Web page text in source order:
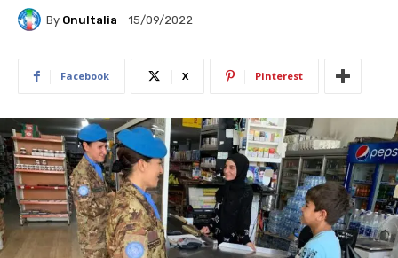
By OnuItalia 15/09/2022
Facebook X Pinterest